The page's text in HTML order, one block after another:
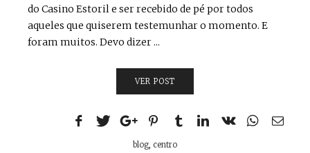
do Casino Estoril e ser recebido de pé por todos
aqueles que quiserem testemunhar o momento. E
foram muitos. Devo dizer ...
VER POST
blog, centro